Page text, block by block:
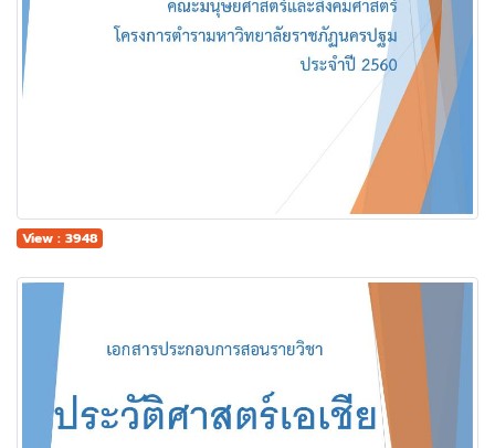
View : 3948